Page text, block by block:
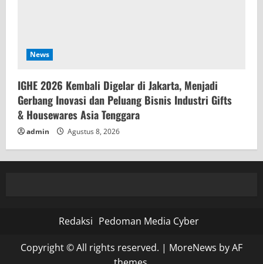
News
IGHE 2026 Kembali Digelar di Jakarta, Menjadi
Gerbang Inovasi dan Peluang Bisnis Industri Gifts
& Housewares Asia Tenggara
admin Agustus 8, 2026
Redaksi Pedoman Media Cyber
Copyright © All rights reserved. | MoreNews by AF